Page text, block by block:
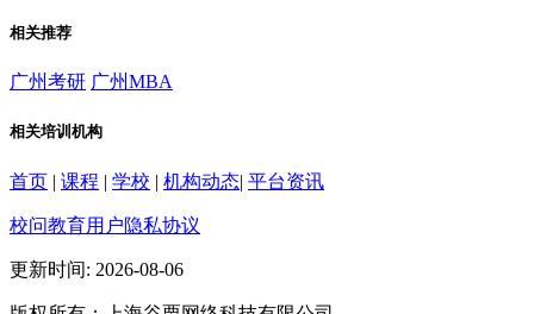
相关推荐
广州考研 广州MBA
相关培训机构
首页 | 课程 | 学校 | 机构动态| 平台资讯
校问教育用户隐私协议
更新时间: 2026-08-06